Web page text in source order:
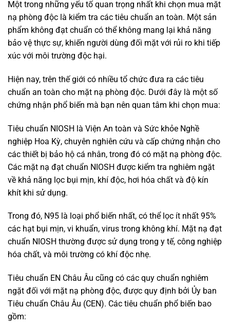
Một trong những yếu tố quan trọng nhất khi chọn mua mặt
nạ phòng độc là kiểm tra các tiêu chuẩn an toàn. Một sản
phẩm không đạt chuẩn có thể không mang lại khả năng
bảo vệ thực sự, khiến người dùng đối mặt với rủi ro khi tiếp
xúc với môi trường độc hại.
Hiện nay, trên thế giới có nhiều tổ chức đưa ra các tiêu
chuẩn an toàn cho mặt nạ phòng độc. Dưới đây là một số
chứng nhận phổ biến mà bạn nên quan tâm khi chọn mua:
Tiêu chuẩn NIOSH là Viện An toàn và Sức khỏe Nghề
nghiệp Hoa Kỳ, chuyên nghiên cứu và cấp chứng nhận cho
các thiết bị bảo hộ cá nhân, trong đó có mặt nạ phòng độc.
Các mặt nạ đạt chuẩn NIOSH được kiểm tra nghiêm ngặt
về khả năng lọc bụi mịn, khí độc, hơi hóa chất và độ kín
khít khi sử dụng.
Trong đó, N95 là loại phổ biến nhất, có thể lọc ít nhất 95%
các hạt bụi mịn, vi khuẩn, virus trong không khí. Mặt nạ đạt
chuẩn NIOSH thường được sử dụng trong y tế, công nghiệp
hóa chất, và môi trường có khí độc nhẹ.
Tiêu chuẩn EN Châu Âu cũng có các quy chuẩn nghiêm
ngặt đối với mặt nạ phòng độc, được quy định bởi Ủy ban
Tiêu chuẩn Châu Âu (CEN). Các tiêu chuẩn phổ biến bao
gồm: